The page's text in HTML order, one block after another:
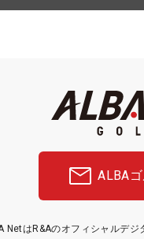
ALBA
NetはR&Aのオフィシャルデジ